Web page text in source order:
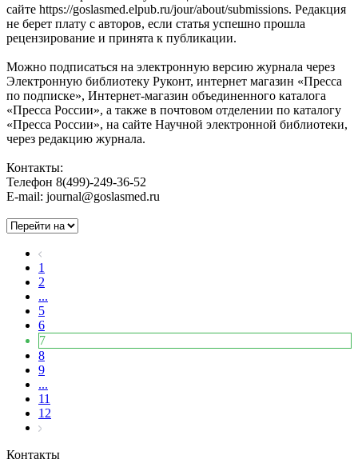
сайте https://goslasmed.elpub.ru/jour/about/submissions. Редакция
не берет плату с авторов, если статья успешно прошла
рецензирование и принята к публикации.
Можно подписаться на электронную версию журнала через
Электронную библиотеку Руконт, интернет магазин «Пресса
по подписке», Интернет-магазин объединенного каталога
«Пресса России», а также в почтовом отделении по каталогу
«Пресса России», на сайте Научной электронной библиотеки,
через редакцию журнала.
Контакты:
Телефон 8(499)-249-36-52
E-mail: journal@goslasmed.ru
1
2
...
5
6
7
8
9
...
11
12
Контакты